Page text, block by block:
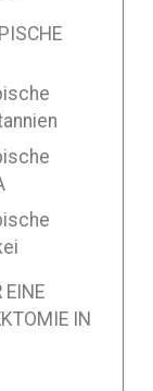
EINE
IN